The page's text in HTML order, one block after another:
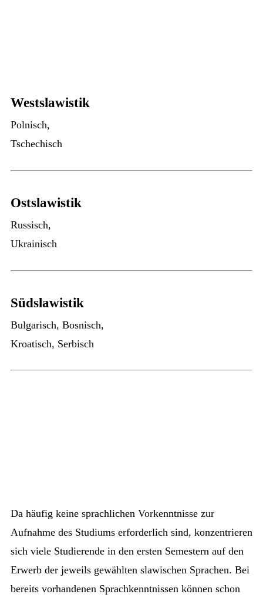
Westslawistik
Polnisch,
Tschechisch
Ostslawistik
Russisch,
Ukrainisch
Südslawistik
Bulgarisch, Bosnisch,
Kroatisch, Serbisch
Da häufig keine sprachlichen Vorkenntnisse zur
Aufnahme des Studiums erforderlich sind, konzentrieren
sich viele Studierende in den ersten Semestern auf den
Erwerb der jeweils gewählten slawischen Sprachen. Bei
bereits vorhandenen Sprachkenntnissen können schon